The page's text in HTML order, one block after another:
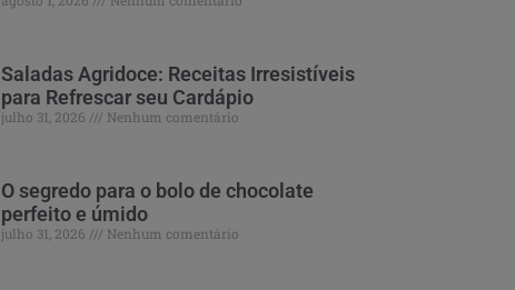
Saladas Agridoce: Receitas Irresistíveis
para Refrescar seu Cardápio
julho 31, 2026 Nenhum comentário
O segredo para o bolo de chocolate
perfeito e úmido
julho 31, 2026 Nenhum comentário